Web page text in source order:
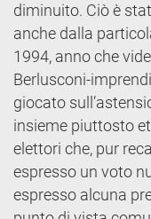
diminuito. Ciò è
anche dalla
1994, anno che
Berlusconi-
giocato
insieme piuttosto
elettori che, pur
espresso un voto
espresso alcuna